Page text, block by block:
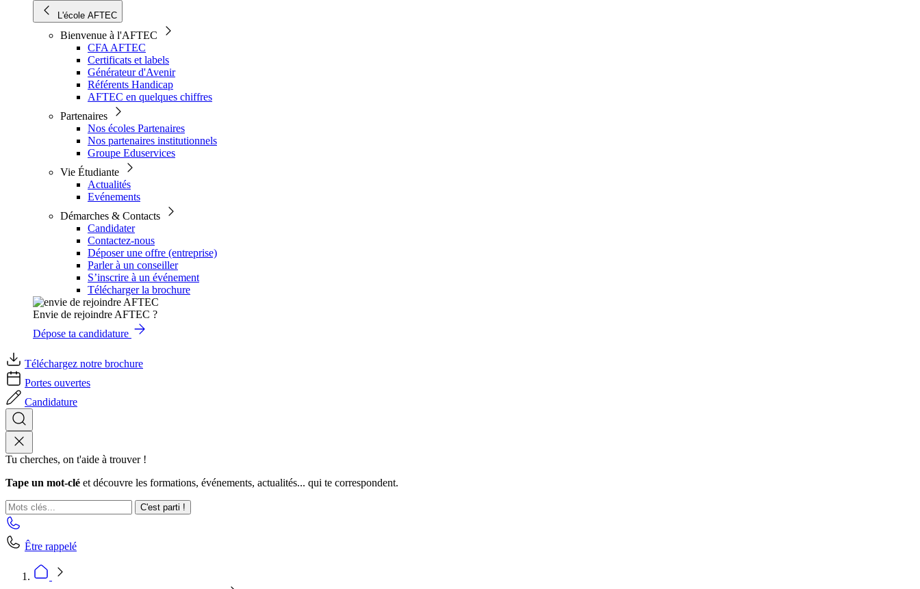
L'école AFTEC
Bienvenue à l'AFTEC
CFA AFTEC
Certificats et labels
Générateur d'Avenir
Référents Handicap
AFTEC en quelques chiffres
Partenaires
Nos écoles Partenaires
Nos partenaires institutionnels
Groupe Eduservices
Vie Étudiante
Actualités
Evénements
Démarches & Contacts
Candidater
Contactez-nous
Déposer une offre (entreprise)
Parler à un conseiller
S’inscrire à un événement
Télécharger la brochure
Envie de rejoindre AFTEC ?
Dépose ta candidature
Téléchargez notre brochure
Portes ouvertes
Candidature
Tu cherches, on t'aide à trouver !
Tape un mot-clé et découvre les formations, événements, actualités... qui te correspondent.
C'est parti !
Être rappelé